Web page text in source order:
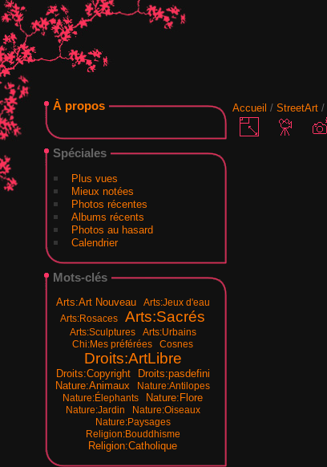
À propos
Spéciales
Plus vues
Mieux notées
Photos récentes
Albums récents
Photos au hasard
Calendrier
Mots-clés
Arts:Art Nouveau
Arts:Jeux d'eau
Arts:Rosaces
Arts:Sacrés
Arts:Sculptures
Arts:Urbains
Chi:Mes préférées
Cosnes
Droits:ArtLibre
Droits:Copyright
Droits:pasdefini
Nature:Animaux
Nature:Antilopes
Nature:Élephants
Nature:Flore
Nature:Jardin
Nature:Oiseaux
Nature:Paysages
Religion:Bouddhisme
Religion:Catholique
Accueil / StreetArt /